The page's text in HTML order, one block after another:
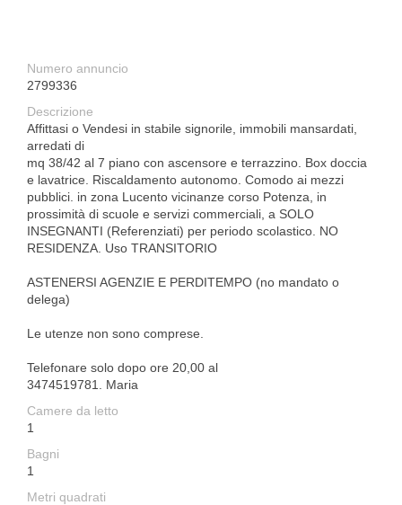
Numero annuncio
2799336
Descrizione
Affittasi o Vendesi in stabile signorile, immobili mansardati,
arredati di
mq 38/42 al 7 piano con ascensore e terrazzino. Box doccia
e lavatrice. Riscaldamento autonomo. Comodo ai mezzi
pubblici. in zona Lucento vicinanze corso Potenza, in
prossimità di scuole e servizi commerciali, a SOLO
INSEGNANTI (Referenziati) per periodo scolastico. NO
RESIDENZA. Uso TRANSITORIO
ASTENERSI AGENZIE E PERDITEMPO (no mandato o
delega)
Le utenze non sono comprese.
Telefonare solo dopo ore 20,00 al
3474519781. Maria
Camere da letto
1
Bagni
1
Metri quadrati